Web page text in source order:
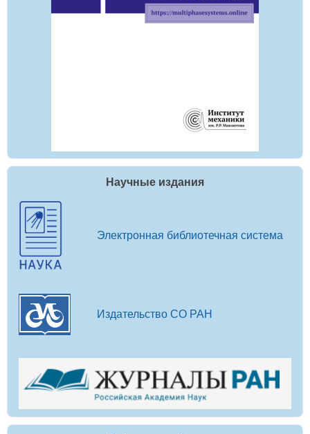
Научные издания
Электронная библиотечная система
Издательство СО РАН